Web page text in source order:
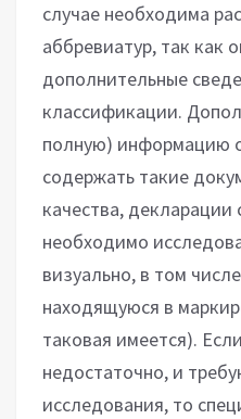
случае необходима
аббревиатур, так как
дополнительные
классификации.
полную) информацию
содержать такие
качества, декларации
необходимо
визуально, в том
находящуюся в
таковая имеется).
недостаточно, и
исследования, то